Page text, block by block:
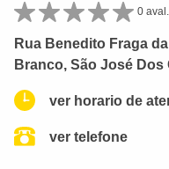
0 aval.
Rua Benedito Fraga
Branco, São José Dos
ver horario de
ver telefone